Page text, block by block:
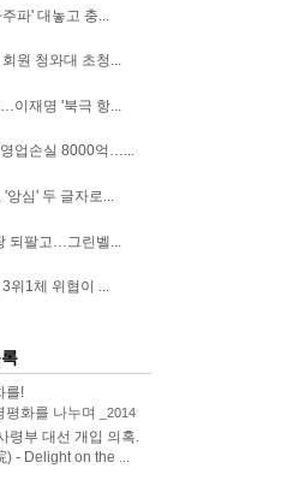
파' 대놓고 충...
원 청와대 초청...
이재명 '북극 항...
영업손실 8000억…...
앙심' 두 글자로...
되팔고…그린벨...
3위1체 위협이 ...
를!
평화를 나누며
2014
령부 대선 개입 의혹.
) - Delight on the ...